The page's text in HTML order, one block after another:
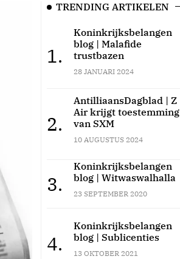
TRENDING ARTIKELEN
1.
Koninkrijksbelangen
blog | Malafide
trustbazen
28 JANUARI 2024
2.
AntilliaansDagblad | Z
Air krijgt toestemming
van SXM
10 AUGUSTUS 2024
3.
Koninkrijksbelangen
blog | Witwaswalhalla
23 SEPTEMBER 2020
4.
Koninkrijksbelangen
blog | Sublicenties
13 OKTOBER 2021